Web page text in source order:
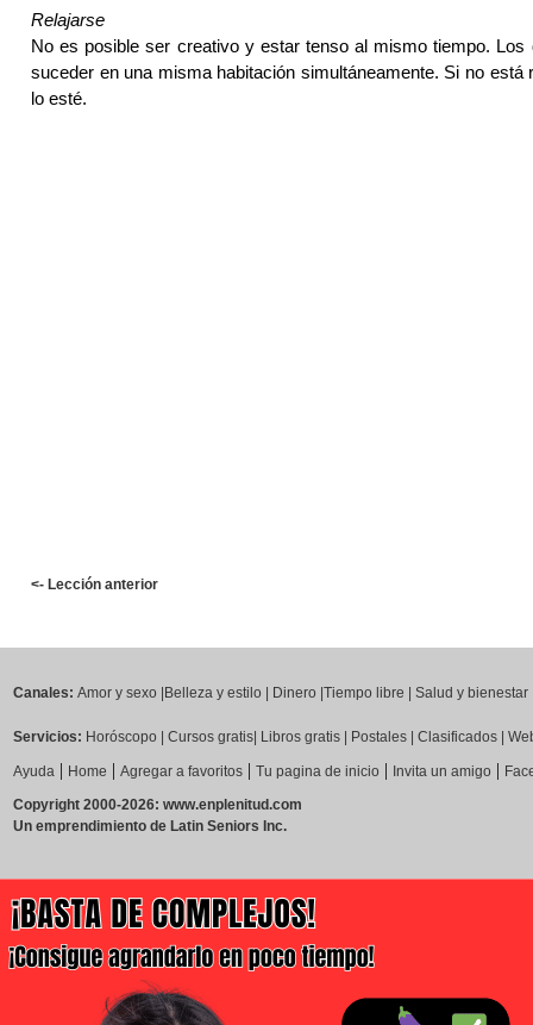
Relajarse
No es posible ser creativo y estar tenso al mismo tiempo. Los
suceder en una misma habitación simultáneamente. Si no está
lo esté.
<- Lección anterior
Canales: Amor y sexo Belleza y estilo Dinero Tiempo libre Salud y bienestar
Servicios: Horóscopo Cursos gratis Libros gratis Postales Clasificados
Ayuda | Home | Agregar a favoritos | Tu pagina de inicio | Invita un amigo |
Copyright 2000-2026: www.enplenitud.com
Un emprendimiento de Latin Seniors Inc.